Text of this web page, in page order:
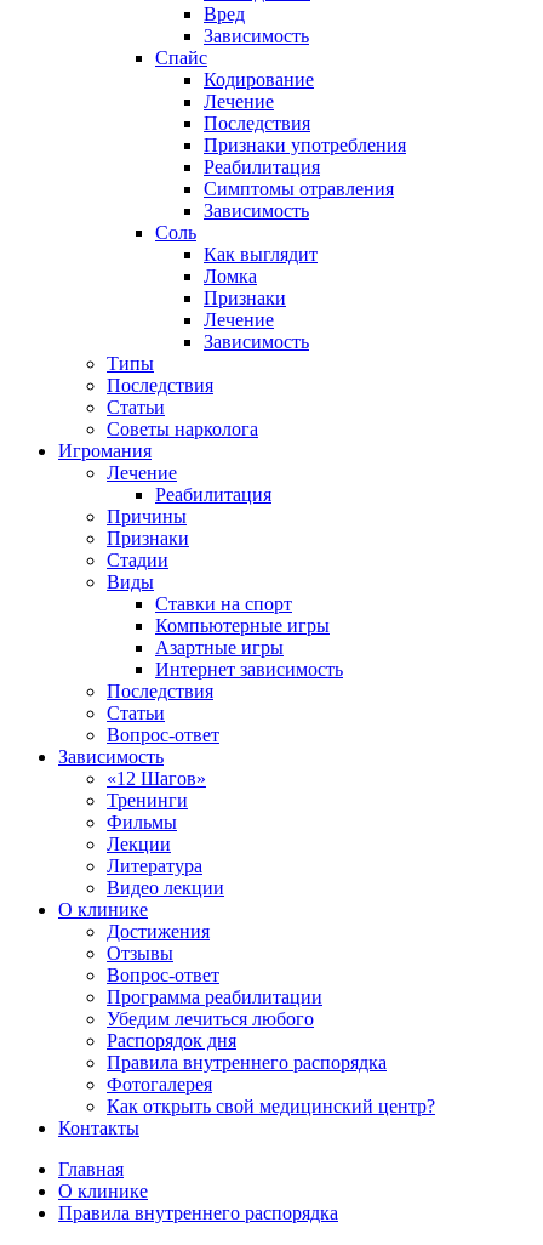
Вред
Зависимость
Спайс
Кодирование
Лечение
Последствия
Признаки употребления
Реабилитация
Симптомы отравления
Зависимость
Соль
Как выглядит
Ломка
Признаки
Лечение
Зависимость
Типы
Последствия
Статьи
Советы нарколога
Игромания
Лечение
Реабилитация
Причины
Признаки
Стадии
Виды
Ставки на спорт
Компьютерные игры
Азартные игры
Интернет зависимость
Последствия
Статьи
Вопрос-ответ
Зависимость
«12 Шагов»
Тренинги
Фильмы
Лекции
Литература
Видео лекции
О клинике
Достижения
Отзывы
Вопрос-ответ
Программа реабилитации
Убедим лечиться любого
Распорядок дня
Правила внутреннего распорядка
Фотогалерея
Как открыть свой медицинский центр?
Контакты
Главная
О клинике
Правила внутреннего распорядка